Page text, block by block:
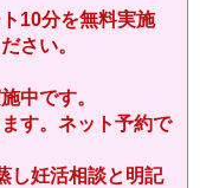
10分を無料実施
さい。
中です。
す。ネット予約で
し妊活相談と明記